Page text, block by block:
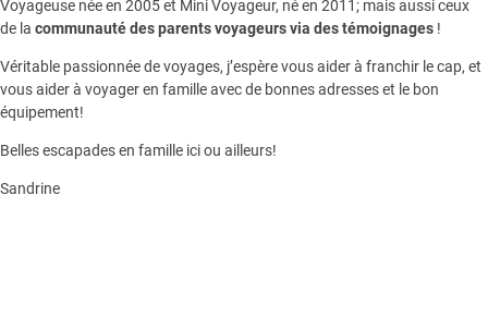
Voyageuse née en 2005 et Mini Voyageur, né en 2011; mais aussi ceux
de la communauté des parents voyageurs via des témoignages !
Véritable passionnée de voyages, j’espère vous aider à franchir le cap, et
vous aider à voyager en famille avec de bonnes adresses et le bon
équipement!
Belles escapades en famille ici ou ailleurs!
Sandrine